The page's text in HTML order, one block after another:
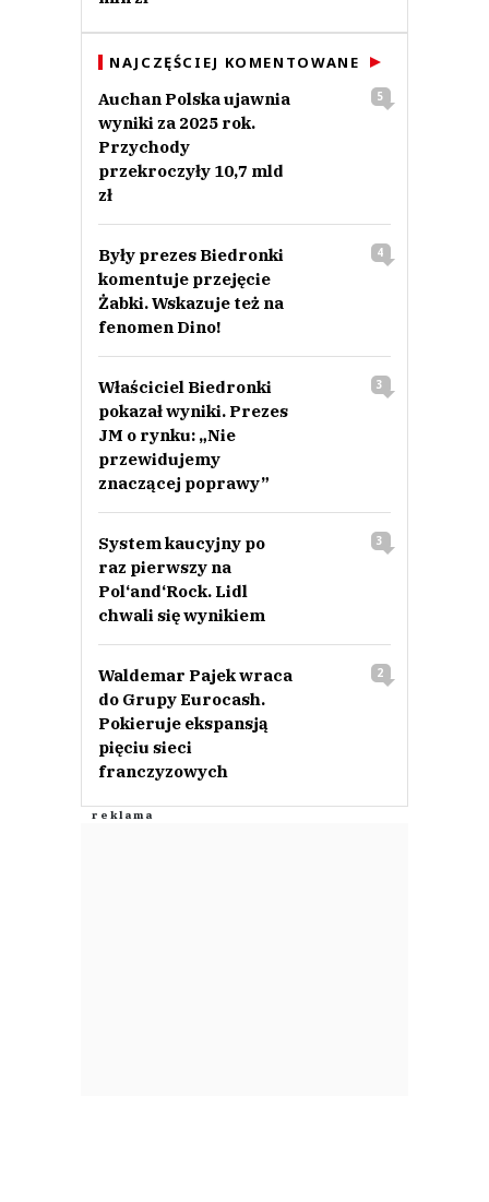
NAJCZĘŚCIEJ KOMENTOWANE
Auchan Polska ujawnia
wyniki za 2025 rok.
Przychody
przekroczyły 10,7 mld
zł
5
Były prezes Biedronki
komentuje przejęcie
Żabki. Wskazuje też na
fenomen Dino!
4
Właściciel Biedronki
pokazał wyniki. Prezes
JM o rynku: „Nie
przewidujemy
znaczącej poprawy”
3
System kaucyjny po
raz pierwszy na
Pol‘and‘Rock. Lidl
chwali się wynikiem
3
Waldemar Pajek wraca
do Grupy Eurocash.
Pokieruje ekspansją
pięciu sieci
franczyzowych
2